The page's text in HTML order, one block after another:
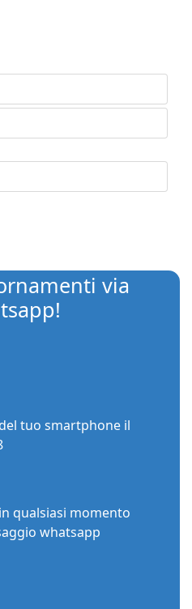
via
tuo smartphone il
qualsiasi momento
whatsapp